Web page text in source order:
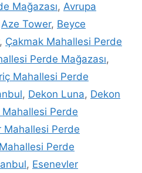
Mağazası, Avrupa
Aze Tower, Beyce
, Çakmak Mahallesi Perde
Perde Mağazası,
Mahallesi Perde
, Dekon Luna, Dekon
Perde
Mahallesi Perde
Perde
, Esenevler